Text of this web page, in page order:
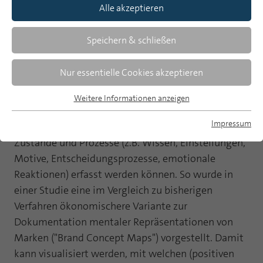
und Konsumentenforschung
Die Konsumenten transparent zu machen, ist eine
entscheidende Voraussetzung für die Optimierung
von Marketing und werblicher Kommunikation.
Dafür hält die Forschung ein breites Spektrum
unterschiedlicher Methoden bereit. Häufig besteht
jedoch das Problem, wie interne psychische
Zustände und Prozesse (z.B. Wissen, Einstellungen,
Motive, Entscheidungsprozesse, emotionale
Reaktionen) erfasst werden können. So wurde in
einer Studie eine im Vergleich zu bisherigen
Verfahren ökonomischere Variante zur
Dokumentation mentaler Repräsentationen von
Marken ("Brand Concept Maps") vorgestellt. Damit
kann visualisiert werden, mit welchen (positiven
Alle akzeptieren
Speichern & schließen
Nur essentielle Cookies akzeptieren
Essentielle Cookies werden für grundlegende Funktionen der
Webseite einwandfrei funktioniert.
Name fe_typo_user
Anbieter TYPO3
Laufzeit Session
Dieses Cookie ist ein Standard-Session-
Cookie von TYPO3. Es speichert im Falle
Cookie-Informationen anzeigen
Statistik und Performance mit AT INTERNET
Name atidvisitor
Cookie-Informationen anzeigen
Weitere Informationen anzeigen
Impressum